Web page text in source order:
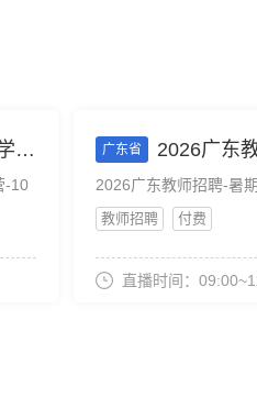
-10
广东省 2026广东教师招聘-暑期强
教师招聘 付费
直播时间：